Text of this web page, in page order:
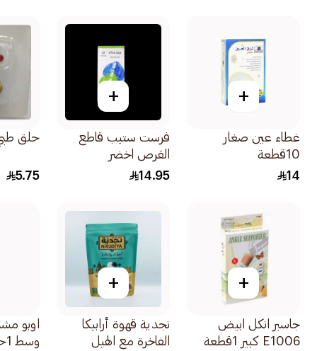
+
غطاء عين صغار
10قطعة
14
+
فرست ستيب قاطع
القرص اخضر
14.95
حلق طبي
5.75
+
جاسبر انكل ابيض
E1006 كبير 1قطعة
+
نجدية قهوة أرابيكا
الفاخرة مع الهيل
اوبو
وسط 1حبة